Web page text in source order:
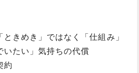
ときめき」ではなく「仕組み」
いたい」気持ちの代償
約